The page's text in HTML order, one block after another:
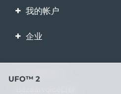
联系我们
保修与退换货
常见问题
电池信息
我的帐户
产品注册
企业
伙伴计划
UFO™ 2